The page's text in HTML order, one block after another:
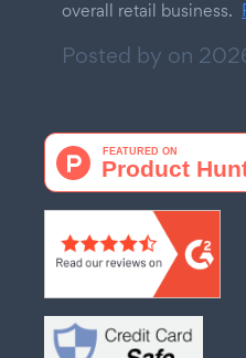
overall retail business.
Posted by on